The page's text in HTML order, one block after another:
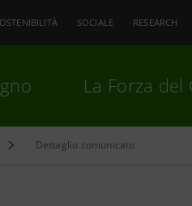
SOCIALE RESEARCH
La Forza del
Dettaglio comunicato